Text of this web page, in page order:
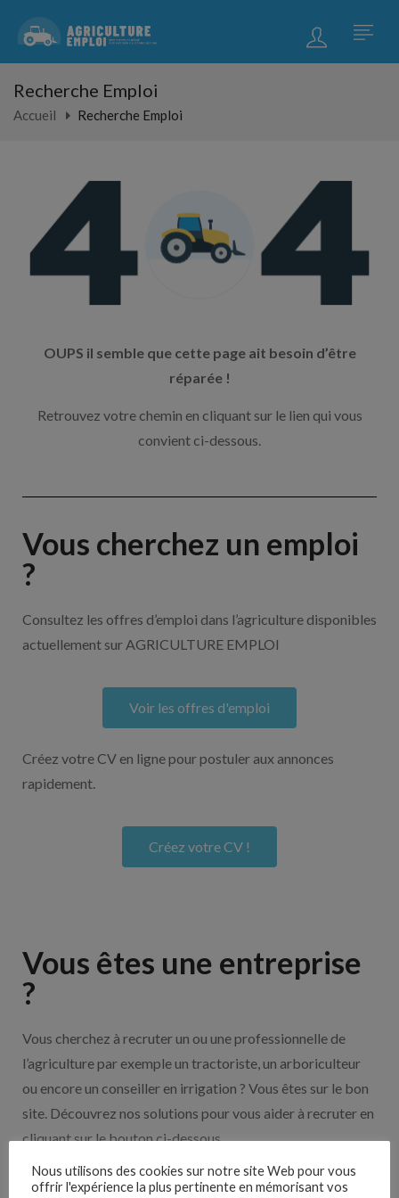
Recherche Emploi
Accueil Recherche Emploi
OUPS il semble que cette page ait besoin d’être
réparée !
Retrouvez votre chemin en cliquant sur le lien qui vous
convient ci-dessous.
Vous cherchez un emploi
?
Consultez les offres d’emploi dans l’agriculture disponibles
actuellement sur AGRICULTURE EMPLOI
Voir les offres d'emploi
Créez votre CV en ligne pour postuler aux annonces
rapidement.
Créez votre CV !
Vous êtes une entreprise
?
Vous cherchez à recruter un ou une professionnelle de
l’agriculture par exemple un tractoriste, un arboriculteur
ou encore un conseiller en irrigation ? Vous êtes sur le bon
site. Découvrez nos solutions pour vous aider à recruter en
cliquant sur le bouton ci-dessous.
Nos solutions entreprises
Nous utilisons des cookies sur notre site Web pour vous
offrir l'expérience la plus pertinente en mémorisant vos